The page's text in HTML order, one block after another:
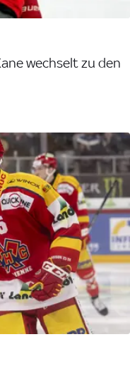
wechselt zu den